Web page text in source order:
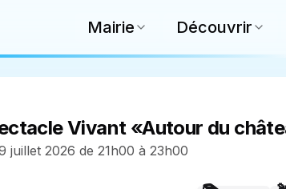
Mairie Découvrir
Vivant «Autour du
juillet 2026 de 21h00 à 23h00